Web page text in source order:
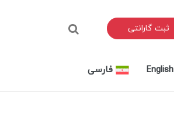
ثبت گارانتی
English فارسی